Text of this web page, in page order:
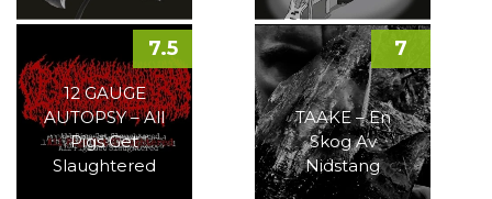
12 GAUGE
AUTOPSY – All
Pigs Get
Slaughtered
7.5
TAAKE – En
Skog Av
Nidstang
7